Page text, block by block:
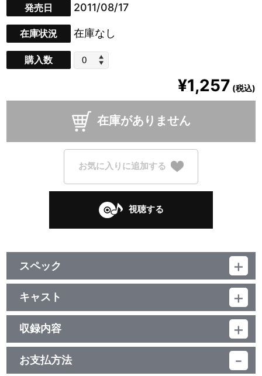
発売日 2011/08/17
在庫状況 在庫なし
購入数
¥1,257 (税込)
在庫がありません
お気に入りに追加する
視聴する
スペック
品番：LACM-4842
ジャンル：国内アニメ音楽
シングル
／24分
キャスト
YU+KI
収録内容
お支払方法